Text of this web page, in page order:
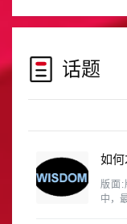
话题
如
版面:
中，